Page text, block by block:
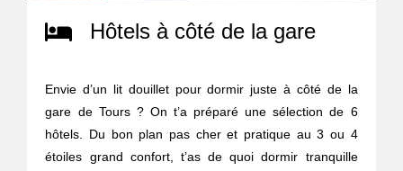
Hôtels à côté de la gare
Envie d’un lit douillet pour dormir juste à côté de la
gare de Tours ? On t’a préparé une sélection de 6
hôtels. Du bon plan pas cher et pratique au 3 ou 4
étoiles grand confort, t’as de quoi dormir tranquille